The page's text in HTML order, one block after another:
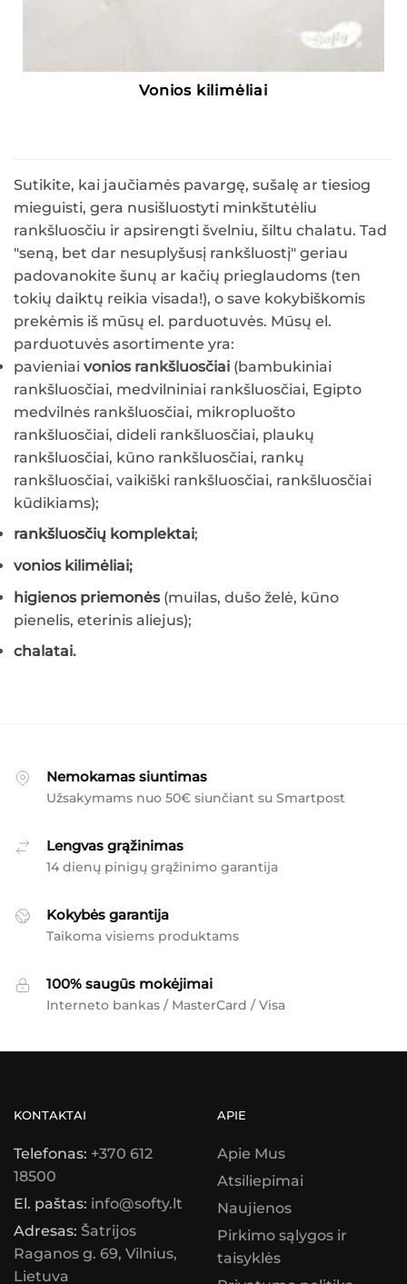
Vonios kilimėliai
Sutikite, kai jaučiamės pavargę, sušalę ar tiesiog
mieguisti, gera nusišluostyti minkštutėliu
rankšluosčiu ir apsirengti švelniu, šiltu chalatu. Tad
"seną, bet dar nesuplyšusį rankšluostį" geriau
padovanokite šunų ar kačių prieglaudoms (ten
tokių daiktų reikia visada!), o save kokybiškomis
prekėmis iš mūsų el. parduotuvės. Mūsų el.
parduotuvės asortimente yra:
pavieniai vonios rankšluosčiai (bambukiniai
rankšluosčiai, medvilniniai rankšluosčiai, Egipto
medvilnės rankšluosčiai, mikropluošto
rankšluosčiai, dideli rankšluosčiai, plaukų
rankšluosčiai, kūno rankšluosčiai, rankų
rankšluosčiai, vaikiški rankšluosčiai, rankšluosčiai
kūdikiams);
rankšluosčių komplektai;
vonios kilimėliai;
higienos priemonės(muilas, dušo želė, kūno
pienelis, eterinis aliejus);
chalatai.
Nemokamas siuntimas
Užsakymams nuo 50€ siunčiant su Smartpost
Lengvas grąžinimas
14 dienų pinigų grąžinimo garantija
Kokybės garantija
Taikoma visiems produktams
100% saugūs mokėjimai
Interneto bankas / MasterCard / Visa
KONTAKTAI
Telefonas: +370 612
18500
El. paštas: info@softy.lt
Adresas: Šatrijos
Raganos g. 69, Vilnius,
Lietuva
APIE
Apie Mus
Atsiliepimai
Naujienos
Pirkimo sąlygos ir
taisyklės